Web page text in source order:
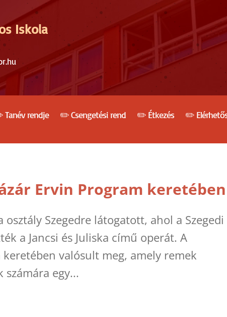
Iskola
rendje ✏️ Csengetési rend ✏️ Étkezés
✏️
Ervin Program keretében
Szegedre látogatott, ahol a Szegedi
a Jancsi és Juliska című operát. A
valósult meg, amely remek
egy...